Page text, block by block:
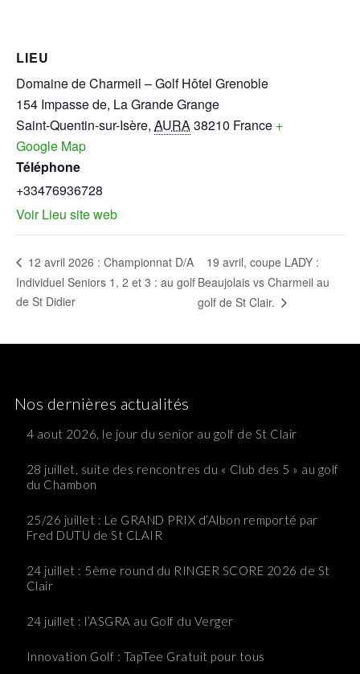
LIEU
Domaine de Charmeil – Golf Hôtel Grenoble
154 Impasse de, La Grande Grange
Saint-Quentin-sur-Isère, AURA38210 France +
Google Map
Téléphone
+33476936728
Voir Lieu site web
12 avril 2026 : Championnat D/A
Individuel Seniors 1, 2 et 3 : au golf
de St Didier
19 avril, coupe LADY :
Beaujolais vs Charmeil au
golf de St Clair.
Nos dernières actualités
4 aout 2026, le jour du senior au golf de St Clair
28 juillet, suite des rencontres du « Club des 5 » au golf
du Chambon
25/26 juillet : Le GRAND PRIX d’Albon remporté par
Fred DUTU de St CLAIR
24 juillet : 5ème round du RINGER SCORE 2026 de St
Clair
24 juillet : l’ASGRA au Golf du Verger
Innovation Golf : TapTee Gratuit pour tous